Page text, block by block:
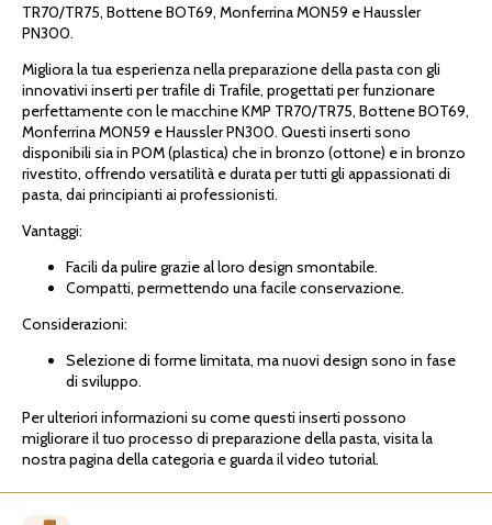
TR70/TR75, Bottene BOT69, Monferrina MON59 e Haussler
PN300.
Migliora la tua esperienza nella preparazione della pasta con gli
innovativi inserti per trafile di Trafile, progettati per funzionare
perfettamente con le macchine KMP TR70/TR75, Bottene BOT69,
Monferrina MON59 e Haussler PN300. Questi inserti sono
disponibili sia in POM (plastica) che in bronzo (ottone) e in bronzo
rivestito, offrendo versatilità e durata per tutti gli appassionati di
pasta, dai principianti ai professionisti.
Vantaggi:
Facili da pulire grazie al loro design smontabile.
Compatti, permettendo una facile conservazione.
Considerazioni:
Selezione di forme limitata, ma nuovi design sono in fase
di sviluppo.
Per ulteriori informazioni su come questi inserti possono
migliorare il tuo processo di preparazione della pasta, visita la
nostra pagina della categoria e guarda il video tutorial.